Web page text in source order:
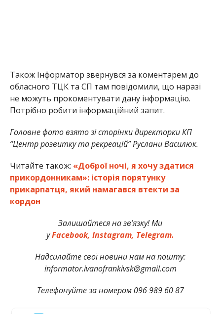
Також Інформатор звернувся за коментарем до
обласного ТЦК та СП там повідомили, що наразі
не можуть прокоментувати дану інформацію.
Потрібно робити інформаційний запит.
Головне фото взято зі сторінки директорки КП
“Центр розвитку та рекреацій” Руслани Василюк.
Читайте також: «Доброї ночі, я хочу здатися
прикордонникам»: історія порятунку
прикарпатця, який намагався втекти за
кордон
Залишайтеся на зв’язку! Ми
уFacebook, Instagram, Telegram.
Надсилайте свої новини нам на пошту:
informator.ivanofrankivsk@gmail.com
Телефонуйте за номером 096 989 60 87